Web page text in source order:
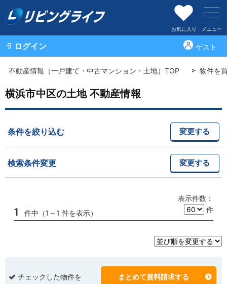
お気に入り メニュー
ログイン ゲスト
不動産情報（一戸建て・中古マンション・土地）TOP 物件を
横浜市中区の土地 不動産情報
条件を絞り込む 変更する
検索条件変更 変更する
1 件中（1～1 件を表示）
表示件数：
件
チェックした物件を まとめて資料請求する